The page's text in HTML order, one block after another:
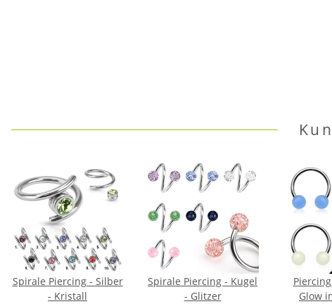
Spirale Piercing - Silber
- Kristall
Spirale Piercing - Kugel
- Glitzer
Glow